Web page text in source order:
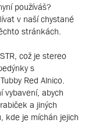
používáš?
v naší chystané
stránkách.
což je stereo
s
Red Alnico.
vybavení, abych
a jiných
kde je míchán jejich